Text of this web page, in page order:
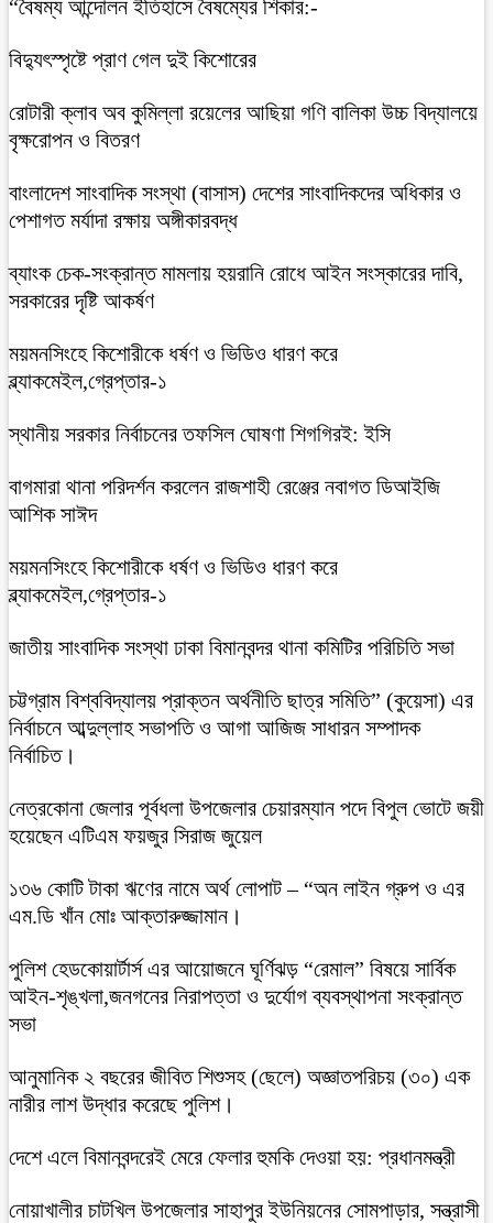
“বৈষম্য আন্দোলন ইতিহাসে বৈষম্যের শিকার:-
বিদ্যুৎস্পৃষ্টে প্রাণ গেল দুই কিশোরের
রোটারী ক্লাব অব কুমিল্লা রয়েলের আছিয়া গণি বালিকা উচ্চ বিদ্যালয়ে
বৃক্ষরোপন ও বিতরণ
বাংলাদেশ সাংবাদিক সংস্থা (বাসাস) দেশের সাংবাদিকদের অধিকার ও
পেশাগত মর্যাদা রক্ষায় অঙ্গীকারবদ্ধ
ব্যাংক চেক-সংক্রান্ত মামলায় হয়রানি রোধে আইন সংস্কারের দাবি,
সরকারের দৃষ্টি আকর্ষণ
ময়মনসিংহে কিশোরীকে ধর্ষণ ও ভিডিও ধারণ করে
ব্ল্যাকমেইল,গ্রেপ্তার-১
স্থানীয় সরকার নির্বাচনের তফসিল ঘোষণা শিগগিরই: ইসি
বাগমারা থানা পরিদর্শন করলেন রাজশাহী রেঞ্জের নবাগত ডিআইজি
আশিক সাঈদ
ময়মনসিংহে কিশোরীকে ধর্ষণ ও ভিডিও ধারণ করে
ব্ল্যাকমেইল,গ্রেপ্তার-১
জাতীয় সাংবাদিক সংস্থা ঢাকা বিমানবন্দর থানা কমিটির পরিচিতি সভা
চট্টগ্রাম বিশ্ববিদ্যালয় প্রাক্তন অর্থনীতি ছাত্র সমিতি” (কুয়েসা) এর
নির্বাচনে আব্দুল্লাহ সভাপতি ও আগা আজিজ সাধারন সম্পাদক
নির্বাচিত।
নেত্রকোনা জেলার পূর্বধলা উপজেলার চেয়ারম্যান পদে বিপুল ভোটে জয়ী
হয়েছেন এটিএম ফয়জুর সিরাজ জুয়েল
১৩৬ কোটি টাকা ঋণের নামে অর্থ লোপাট – “অন লাইন গ্রুপ ও এর
এম.ডি খাঁন মোঃ আক্তারুজ্জামান।
পুলিশ হেডকোয়ার্টার্স এর আয়োজনে ঘূর্ণিঝড় “রেমাল” বিষয়ে সার্বিক
আইন-শৃঙ্খলা,জনগনের নিরাপত্তা ও দুর্যোগ ব্যবস্থাপনা সংক্রান্ত
সভা
আনুমানিক ২ বছরের জীবিত শিশুসহ (ছেলে) অজ্ঞাতপরিচয় (৩০) এক
নারীর লাশ উদ্ধার করেছে পুলিশ।
দেশে এলে বিমানবন্দরেই মেরে ফেলার হুমকি দেওয়া হয়: প্রধানমন্ত্রী
নোয়াখালীর চাটখিল উপজেলার সাহাপুর ইউনিয়নের সোমপাড়ার, সন্ত্রাসী